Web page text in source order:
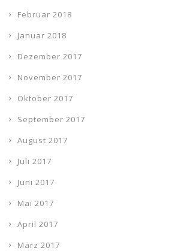
Februar 2018
Januar 2018
Dezember 2017
November 2017
Oktober 2017
September 2017
August 2017
Juli 2017
Juni 2017
Mai 2017
April 2017
März 2017